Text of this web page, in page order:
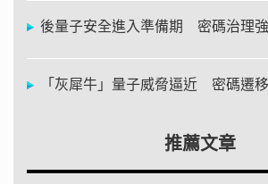
後量子安全進入準備期 密碼治理
「灰犀牛」量子威脅逼近 密碼遷
推薦文章